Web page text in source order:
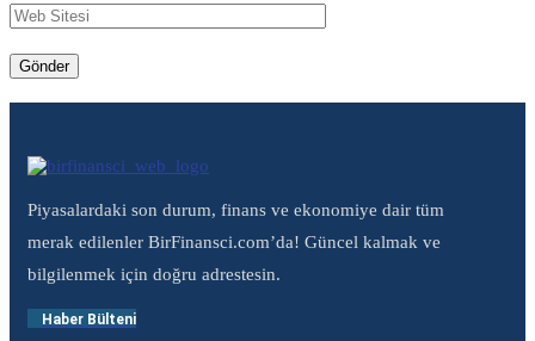
Piyasalardaki son durum, finans ve ekonomiye dair tüm
merak edilenler BirFinansci.com’da! Güncel kalmak ve
bilgilenmek için doğru adrestesin.
Haber Bülteni